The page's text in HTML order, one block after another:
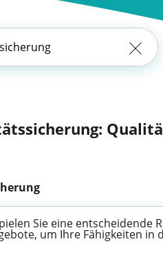
Sie eine
um Ihre Fähigkeiten